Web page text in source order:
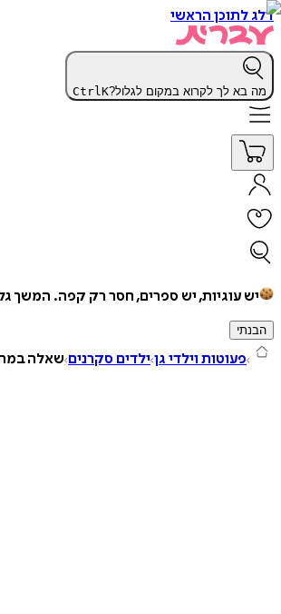
דלג לתוכן הראשי
מה בא לך לקרוא במקום לגלול? CtrlK
יש עוגיות, יש ספרים, חסר רק קפה. המשך
הבנתי
פעוטות וילדי גן ילדים סקרנים שאלה